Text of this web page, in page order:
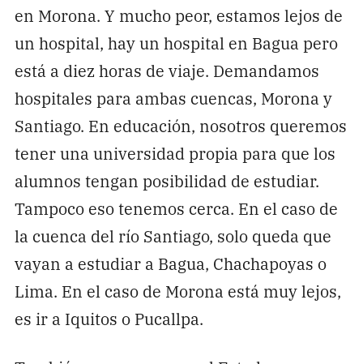
en Morona. Y mucho peor, estamos lejos de
un hospital, hay un hospital en Bagua pero
está a diez horas de viaje. Demandamos
hospitales para ambas cuencas, Morona y
Santiago. En educación, nosotros queremos
tener una universidad propia para que los
alumnos tengan posibilidad de estudiar.
Tampoco eso tenemos cerca. En el caso de
la cuenca del río Santiago, solo queda que
vayan a estudiar a Bagua, Chachapoyas o
Lima. En el caso de Morona está muy lejos,
es ir a Iquitos o Pucallpa.